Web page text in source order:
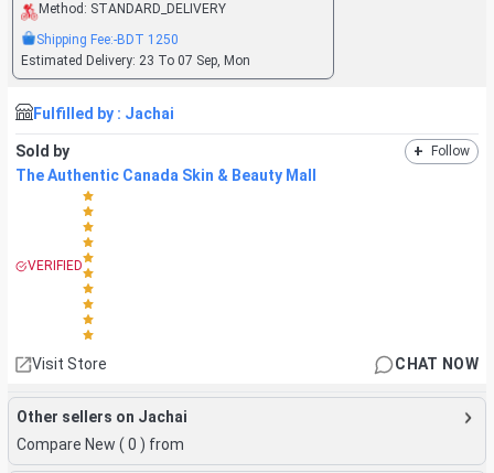
Method: STANDARD_DELIVERY
Shipping Fee:-BDT 1250
Estimated Delivery: 23 To 07 Sep, Mon
Fulfilled by : Jachai
Sold by + Follow
The Authentic Canada Skin & Beauty Mall
VERIFIED
Visit Store CHAT NOW
Other sellers on Jachai
Compare New ( 0 ) from